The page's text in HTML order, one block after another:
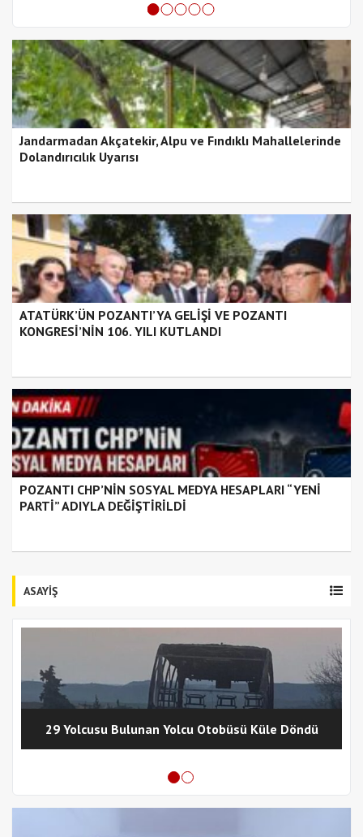
Jandarmadan Akçatekir, Alpu ve Fındıklı Mahallelerinde
Dolandırıcılık Uyarısı
ATATÜRK’ÜN POZANTI’YA GELİŞİ VE POZANTI
KONGRESİ’NİN 106. YILI KUTLANDI
POZANTI CHP’NİN SOSYAL MEDYA HESAPLARI “YENİ
PARTİ” ADIYLA DEĞİŞTİRİLDİ
ASAYİŞ
29 Yolcusu Bulunan Yolcu Otobüsü Küle Döndü